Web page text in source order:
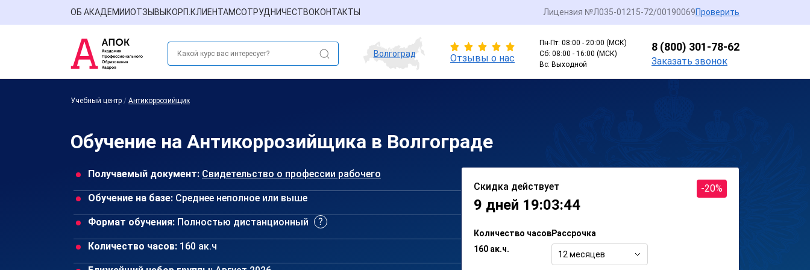
ОБ АКАДЕМИИОТЗЫВЫ КОРП.КЛИЕНТАМСОТРУДНИЧЕСТВОКОНТАКТЫ Лицензия №Л035-01215-72/00190069Проверить
Волгоград Отзывы о нас
Пн-Пт: 08:00 - 20:00 (МСК)
Сб: 08:00 - 16:00 (МСК)
Вс: Выходной
8 (800) 301-78-62
Заказать звонок
Учебный центр / Антикоррозийщик
Обучение на Антикоррозийщика в Волгограде
Получаемый документ: Свидетельство о профессии рабочего
Обучение на базе: Среднее неполное или выше
Формат обучения: Полностью дистанционный
Количество часов: 160 ак.ч
Скидка действует
9 дней 19:03:44
-20%
Количество часов
160 ак.ч.
Рассрочка
12 месяцев